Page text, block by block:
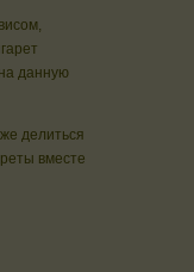
данную
делиться
вместе